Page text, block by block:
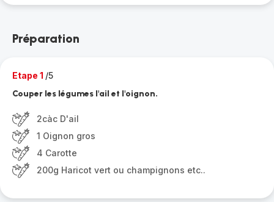
Préparation
Etape 1 /5
Couper les légumes l'ail et l'oignon.
2càc D'ail
1 Oignon gros
4 Carotte
200g Haricot vert ou champignons etc..